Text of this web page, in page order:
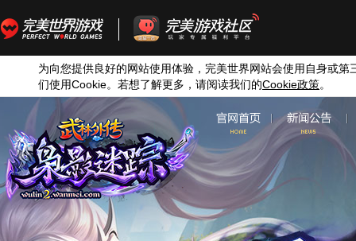
为向您提供良好的网站使用体验，完美世界网站会使用自身或第
们使用Cookie。若想了解更多，请阅读我们的Cookie政策。